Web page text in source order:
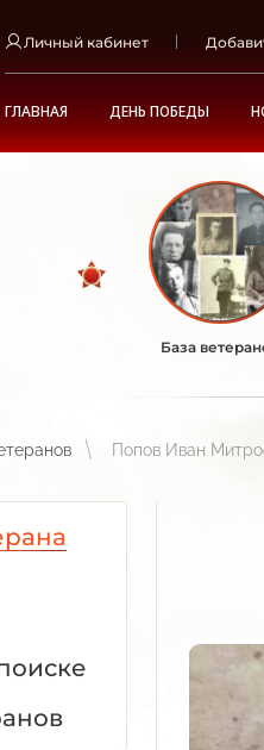
Личный кабинет
ГЛАВНАЯ ДЕНЬ ПОБЕДЫ
База
Попов Иван